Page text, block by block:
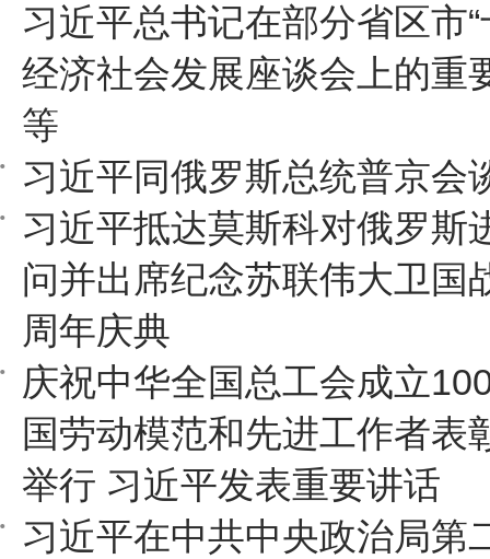
习近平总书记在部分省区市“
经济社会发展座谈会上的重
等
习近平同俄罗斯总统普京会
习近平抵达莫斯科对俄罗斯
问并出席纪念苏联伟大卫国
周年庆典
庆祝中华全国总工会成立
国劳动模范和先进工作者表
举行 习近平发表重要讲话
习近平在中共中央政治局第